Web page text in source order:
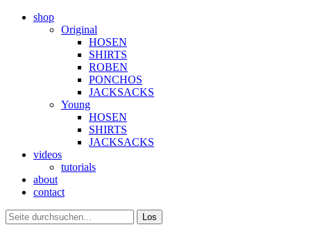
shop
Original
HOSEN
SHIRTS
ROBEN
PONCHOS
JACKSACKS
Young
HOSEN
SHIRTS
JACKSACKS
videos
tutorials
about
contact